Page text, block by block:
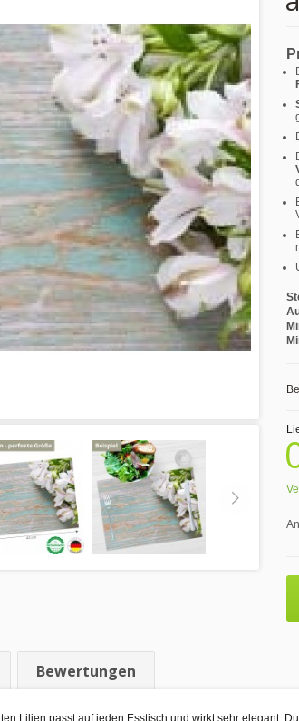
Bewertungen
Lilien passt auf jeden Esstisch und wirkt sehr elegant.